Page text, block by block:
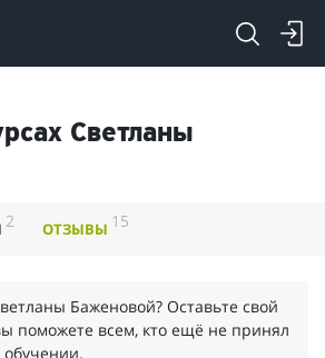
Светланы
2 ОТЗЫВЫ 15
Баженовой? Оставьте свой
поможете всем, кто ещё не принял